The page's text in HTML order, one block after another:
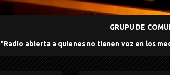
GRUPU DE
"Radio abierta a quienes no tienen voz en los